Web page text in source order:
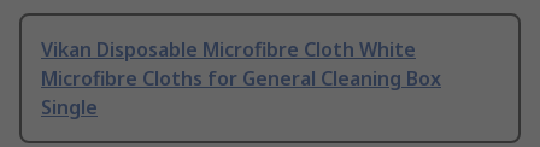
Vikan Disposable Microfibre Cloth White
Microfibre Cloths for General Cleaning Box
Single